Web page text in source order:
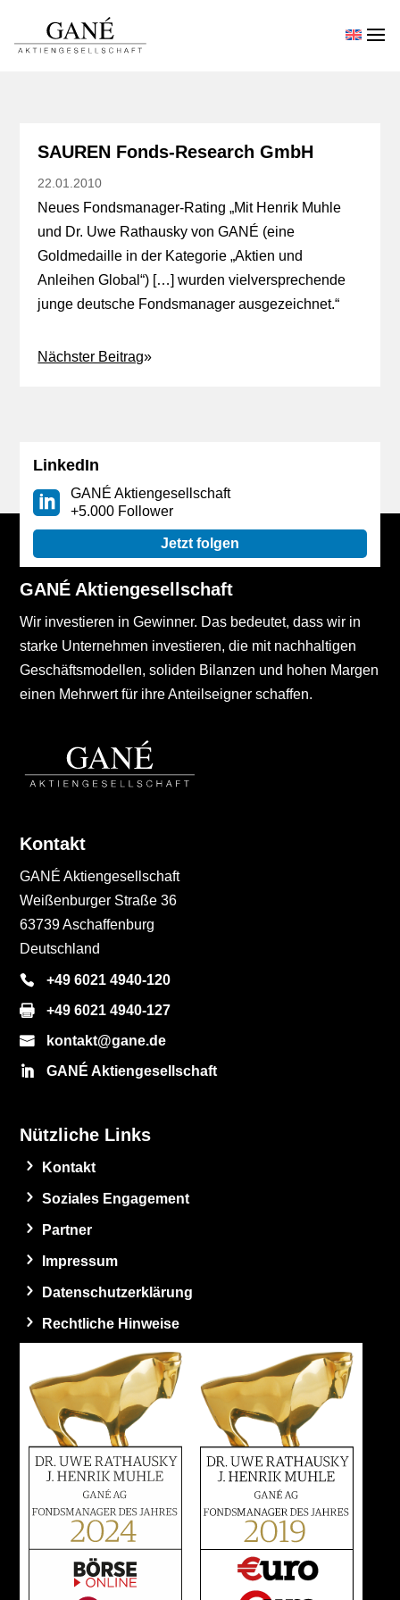
SAUREN Fonds-Research GmbH
22.01.2010
Neues Fondsmanager-Rating „Mit Henrik Muhle
und Dr. Uwe Rathausky von GANÉ (eine
Goldmedaille in der Kategorie „Aktien und
Anleihen Global“) […] wurden vielversprechende
junge deutsche Fondsmanager ausgezeichnet.“
Nächster Beitrag»
LinkedIn
GANÉ Aktiengesellschaft
+5.000 Follower
Jetzt folgen
GANÉ Aktiengesellschaft
Wir investieren in Gewinner. Das bedeutet, dass wir in
starke Unternehmen investieren, die mit nachhaltigen
Geschäftsmodellen, soliden Bilanzen und hohen Margen
einen Mehrwert für ihre Anteilseigner schaffen.
Kontakt
GANÉ Aktiengesellschaft
Weißenburger Straße 36
63739 Aschaffenburg
Deutschland
+49 6021 4940-120
+49 6021 4940-127
kontakt@gane.de
GANÉ Aktiengesellschaft
Nützliche Links
Kontakt
Soziales Engagement
Partner
Impressum
Datenschutzerklärung
Rechtliche Hinweise